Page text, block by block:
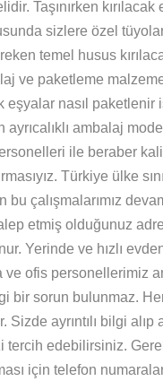
Taşınırken kırılacak
sizlere özel
temel husus
ve paketleme
eşyalar nasıl
ambalaj
ile beraber
Türkiye ülke
bu çalışmalarımız
etmiş olduğunuz
Yerinde ve hızlı
ve ofis personellerimiz
bir sorun bulunmaz.
Sizde ayrıntılı bilgi alıp
tercih edebilirsiniz.
için telefon